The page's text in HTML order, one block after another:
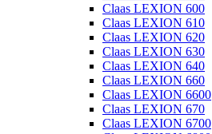
Claas LEXION 600
Claas LEXION 610
Claas LEXION 620
Claas LEXION 630
Claas LEXION 640
Claas LEXION 660
Claas LEXION 6600
Claas LEXION 670
Claas LEXION 6700